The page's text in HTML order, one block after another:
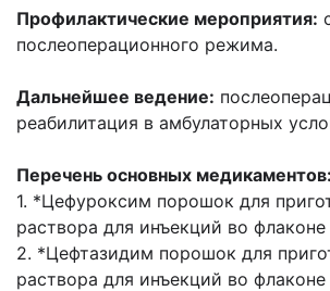
Профилактические мероприятия:
послеоперационного режима.
Дальнейшее ведение:
реабилитация в амбулаторных
Перечень основных медикаментов:
1. *Цефуроксим порошок для
раствора для инъекций во флаконе
2. *Цефтазидим порошок для
раствора для инъекций во флаконе